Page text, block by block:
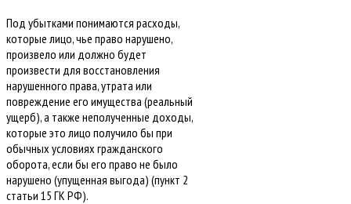
Под убытками понимаются расходы,
которые лицо, чье право нарушено,
произвело или должно будет
произвести для восстановления
нарушенного права, утрата или
повреждение его имущества (реальный
ущерб), а также неполученные доходы,
которые это лицо получило бы при
обычных условиях гражданского
оборота, если бы его право не было
нарушено (упущенная выгода) (пункт 2
статьи 15 ГК РФ).